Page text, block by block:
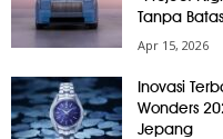
Tanpa Batas
Apr 15, 2026
Inovasi
Wonders
Jepang